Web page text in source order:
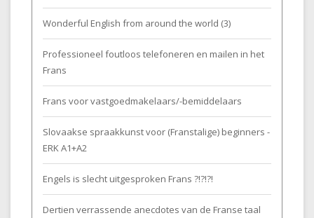
Wonderful English from around the world (3)
Professioneel foutloos telefoneren en mailen in het
Frans
Frans voor vastgoedmakelaars/-bemiddelaars
Slovaakse spraakkunst voor (Franstalige) beginners -
ERK A1+A2
Engels is slecht uitgesproken Frans ?!?!?!
Dertien verrassende anecdotes van de Franse taal